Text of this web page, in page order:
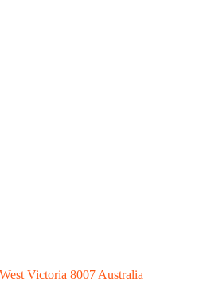
Victoria 8007 Australia